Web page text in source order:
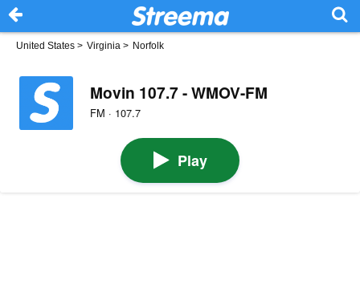
United States > Virginia > Norfolk
Movin 107.7 - WMOV-FM
FM · 107.7
Play